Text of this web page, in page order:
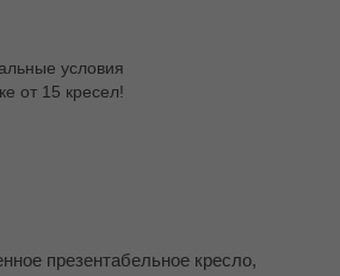
условия
от 15 кресел!
презентабельное кресло,